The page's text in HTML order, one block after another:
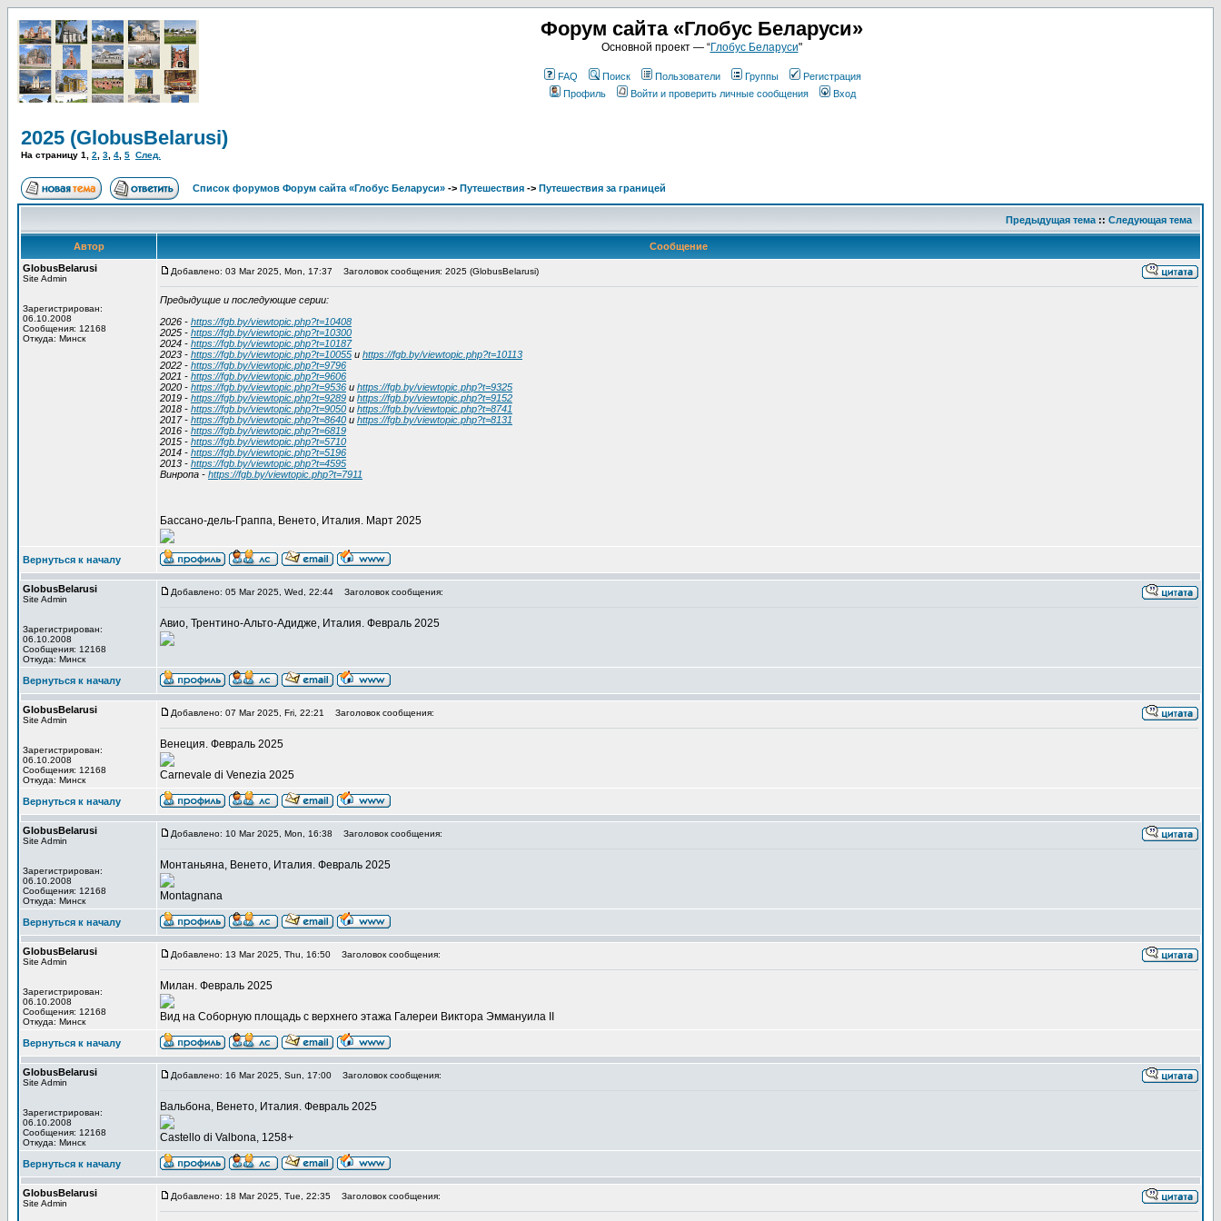
Форум сайта «Глобус Беларуси»
Основной проект — “Глобус Беларуси"
FAQ Поиск Пользователи Группы
Регистрация
Профиль
Войти и проверить личные сообщения Вход
2025 (GlobusBelarusi)
На страницу 1 2 3 4 5 След.
Список форумов Форум сайта «Глобус Беларуси» -> Путешествия -> Путешествия за границей
Предыдущая тема :: Следующая тема
Автор
Сообщение
GlobusBelarusi
Site Admin
Зарегистрирован:
06.10.2008
Сообщения: 12168
Откуда: Минск
Добавлено: 03 Mar 2025, Mon, 17:37 Заголовок сообщения: 2025 (GlobusBelarusi)
Предыдущие и последующие серии:
2026 - https://fgb.by/viewtopic.php?t=10408
2025 - https://fgb.by/viewtopic.php?t=10300
2024 - https://fgb.by/viewtopic.php?t=10187
2023 - https://fgb.by/viewtopic.php?t=10055 и https://fgb.by/viewtopic.php?t=10113
2022 - https://fgb.by/viewtopic.php?t=9796
2021 - https://fgb.by/viewtopic.php?t=9606
2020 - https://fgb.by/viewtopic.php?t=9536 и https://fgb.by/viewtopic.php?t=9325
2019 - https://fgb.by/viewtopic.php?t=9289 и https://fgb.by/viewtopic.php?t=9152
2018 - https://fgb.by/viewtopic.php?t=9050 и https://fgb.by/viewtopic.php?t=8741
2017 - https://fgb.by/viewtopic.php?t=8640 и https://fgb.by/viewtopic.php?t=8131
2016 - https://fgb.by/viewtopic.php?t=6819
2015 - https://fgb.by/viewtopic.php?t=5710
2014 - https://fgb.by/viewtopic.php?t=5196
2013 - https://fgb.by/viewtopic.php?t=4595
Винропа - https://fgb.by/viewtopic.php?t=7911
Бассано-дель-Граппа, Венето, Италия. Март 2025
Вернуться к началу
GlobusBelarusi
Site Admin
Зарегистрирован:
06.10.2008
Сообщения: 12168
Откуда: Минск
Добавлено: 05 Mar 2025, Wed, 22:44 Заголовок сообщения:
Авио, Трентино-Альто-Адидже, Италия. Февраль 2025
Вернуться к началу
GlobusBelarusi
Site Admin
Зарегистрирован:
06.10.2008
Сообщения: 12168
Откуда: Минск
Добавлено: 07 Mar 2025, Fri, 22:21 Заголовок сообщения:
Венеция. Февраль 2025
Carnevale di Venezia 2025
Вернуться к началу
GlobusBelarusi
Site Admin
Зарегистрирован:
06.10.2008
Сообщения: 12168
Откуда: Минск
Добавлено: 10 Mar 2025, Mon, 16:38 Заголовок сообщения:
Монтаньяна, Венето, Италия. Февраль 2025
Montagnana
Вернуться к началу
GlobusBelarusi
Site Admin
Зарегистрирован:
06.10.2008
Сообщения: 12168
Откуда: Минск
Добавлено: 13 Mar 2025, Thu, 16:50 Заголовок сообщения:
Милан. Февраль 2025
Вид на Соборную площадь с верхнего этажа Галереи Виктора Эммануила II
Вернуться к началу
GlobusBelarusi
Site Admin
Зарегистрирован:
06.10.2008
Сообщения: 12168
Откуда: Минск
Добавлено: 16 Mar 2025, Sun, 17:00 Заголовок сообщения:
Вальбона, Венето, Италия. Февраль 2025
Castello di Valbona, 1258+
Вернуться к началу
GlobusBelarusi
Site Admin
Добавлено: 18 Mar 2025, Tue, 22:35 Заголовок сообщения: